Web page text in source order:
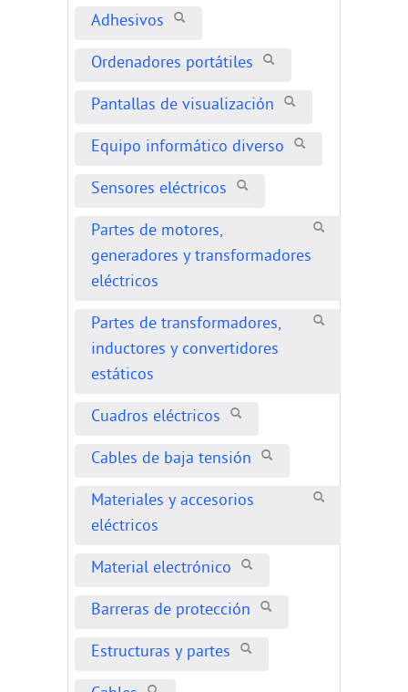
Adhesivos
Ordenadores portátiles
Pantallas de visualización
Equipo informático diverso
Sensores eléctricos
Partes de motores,
generadores y transformadores
eléctricos
Partes de transformadores,
inductores y convertidores
estáticos
Cuadros eléctricos
Cables de baja tensión
Materiales y accesorios
eléctricos
Material electrónico
Barreras de protección
Estructuras y partes